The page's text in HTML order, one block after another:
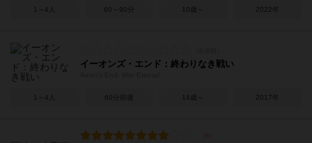
1～4人 60～90分 10歳～ 2022年
イーオンズ・エンド：終わりなき戦い
1～4人 60分前後 14歳～ 2017年